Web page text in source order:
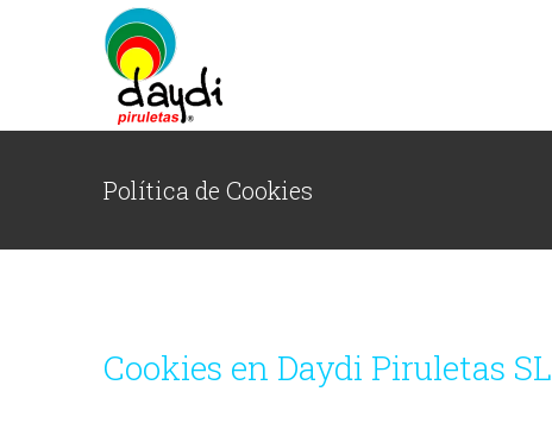
Política de Cookies
Cookies en Daydi Piruletas SL